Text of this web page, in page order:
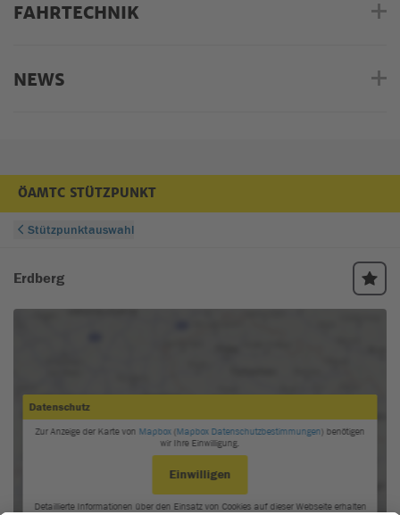
FAHRTECHNIK
NEWS
ÖAMTC STÜTZPUNKT